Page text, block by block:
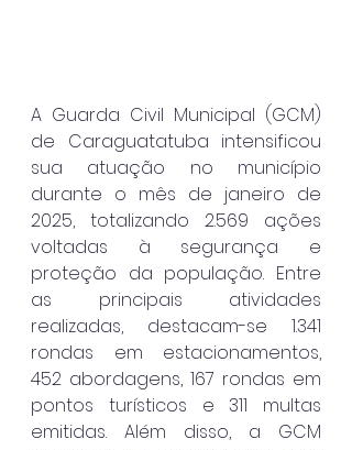
A Guarda Civil Municipal (GCM)
de Caraguatatuba intensificou
sua atuação no município
durante o mês de janeiro de
2025, totalizando 2.569 ações
voltadas à segurança e
proteção da população. Entre
as principais atividades
realizadas, destacam-se 1.341
rondas em estacionamentos,
452 abordagens, 167 rondas em
pontos turísticos e 311 multas
emitidas. Além disso, a GCM